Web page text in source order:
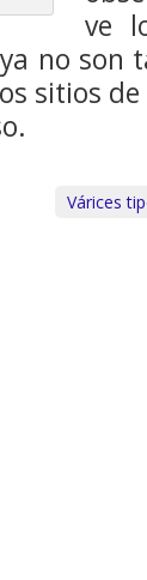
ve
no son
sitios
Várices